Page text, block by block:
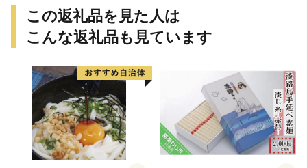
この返礼品を見た人は
こんな返礼品も見ています